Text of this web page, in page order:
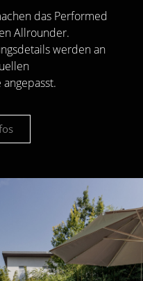
das Performed
Allrounder.
werden an